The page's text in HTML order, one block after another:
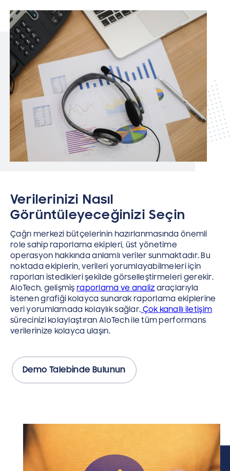
Verilerinizi Nasıl
Görüntüleyeceğinizi Seçin
Çağrı merkezi bütçelerinin hazırlanmasında önemli
role sahip raporlama ekipleri, üst yönetime
operasyon hakkında anlamlı veriler sunmaktadır. Bu
noktada ekiplerin, verileri yorumlayabilmeleri için
raporları istedikleri şekilde görselleştirmeleri gerekir.
AloTech, gelişmişraporlama ve analiz araçlarıyla
istenen grafiği kolayca sunarak raporlama ekiplerine
veri yorumlamada kolaylık sağlar. Çok kanallı iletişim
sürecinizi kolaylaştıran AloTech ile tüm performans
verilerinize kolayca ulaşın.
Demo Talebinde Bulunun